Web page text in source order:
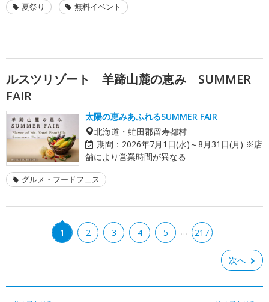
夏祭り 無料イベント
ルスツリゾート 羊蹄山麓の恵み SUMMER
FAIR
太陽の恵みあふれるSUMMER FAIR
北海道・虻田郡留寿都村
期間： 2026年7月1日(水)～8月31日(月) ※店
舗により営業時間が異なる
グルメ・フードフェス
1 2 3 4 5 … 217
次へ